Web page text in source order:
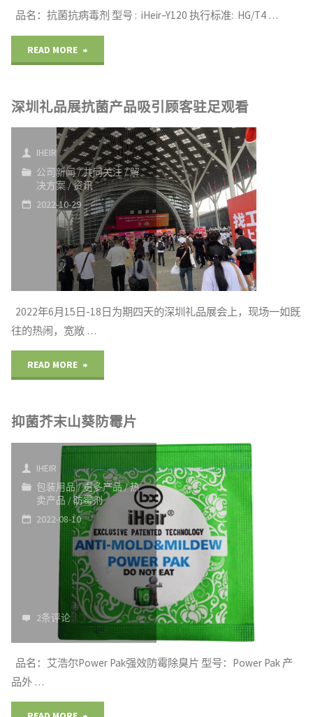
品名：抗菌抗病毒剂 型号 : iHeir–Y120 执行标准: HG/T4 …
READ MORE
3A
抗
菌
剂
集
防
螨
虫
病
深圳礼品展抗菌产品吸引顾客驻足观看
IHEIR
公司新闻/共同关注/解
决方案/资讯
2022-10-29
2022年6月15日-18日为期四天的深圳礼品展会上，现场一如既
往的热闹，宽敞 …
READ MORE
礼
品
展
抗
菌
产
品
引
抑菌芥末山葵防霉片
IHEIR
包装用品 /更多产品/热
卖产品 /防霉剂
2022-08-10
2条评论
品名：艾浩尔Power Pak强效防霉除臭片 型号：Power Pak 产
品外 …